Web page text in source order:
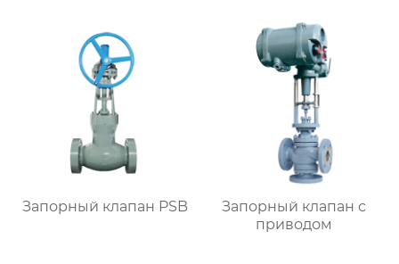
Запорный клапан PSB
Запорный клапан с
приводом